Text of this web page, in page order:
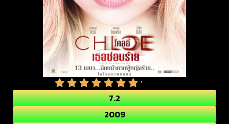
7.2
2009